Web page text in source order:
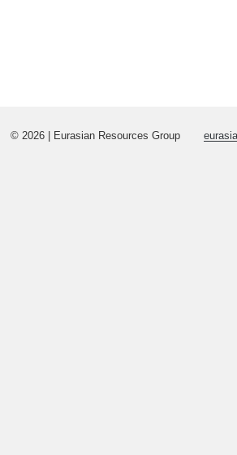
© 2026 | Eurasian Resources Group